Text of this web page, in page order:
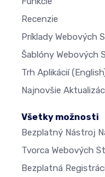
Recenzie
Príklady Webových
Šablóny Webových
Trh Aplikácií
Najnovšie
Všetky možnosti
Bezplatný Nástroj
Tvorca Webových
Bezplatná